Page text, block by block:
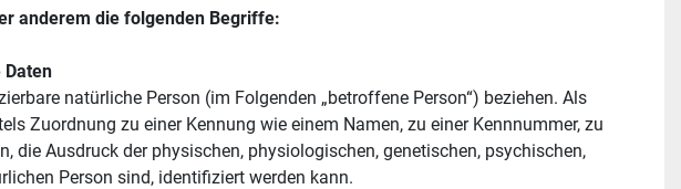
anderem die folgenden Begriffe:
Daten
natürliche Person (im Folgenden „betroffene Person“) beziehen. Als
Zuordnung zu einer Kennung wie einem Namen, zu einer Kennnummer, zu
die Ausdruck der physischen, physiologischen, genetischen, psychischen,
Person sind, identifiziert werden kann.